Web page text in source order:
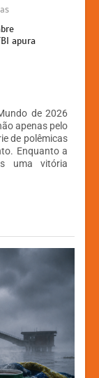
apura
de 2026
apenas pelo
de polêmicas
Enquanto a
uma vitória